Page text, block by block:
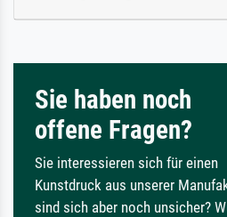
Sie haben noch
offene Fragen?
Sie interessieren sich für einen
Kunstdruck aus unserer
sind sich aber noch unsicher?